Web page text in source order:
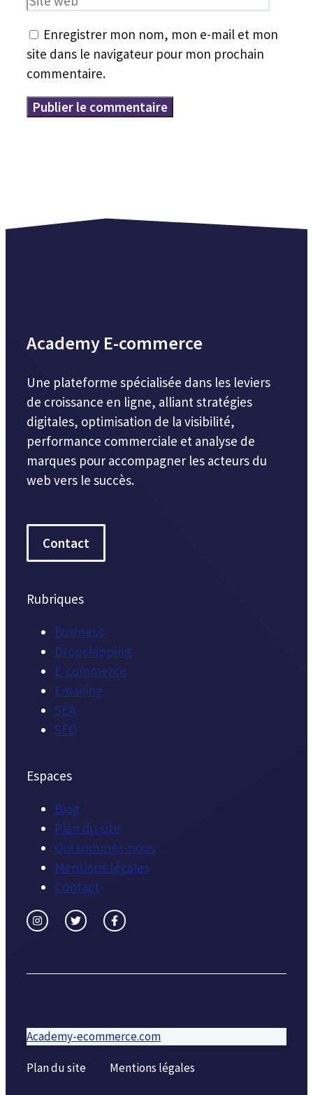
Enregistrer mon nom, mon e-mail et mon
site dans le navigateur pour mon prochain
commentaire.
Academy E-commerce
Une plateforme spécialisée dans les leviers
de croissance en ligne, alliant stratégies
digitales, optimisation de la visibilité,
performance commerciale et analyse de
marques pour accompagner les acteurs du
web vers le succès.
Contact
Rubriques
Business
Dropshipping
E-commerce
Emailing
SEA
SEO
Espaces
Blog
Plan du site
Qui sommes-nous
Mentions légales
Contact
Academy-ecommerce.com
Plan du site Mentions légales